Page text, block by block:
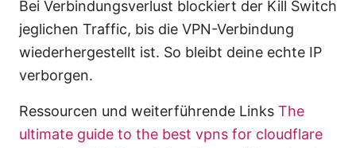
Bei Verbindungsverlust blockiert der Kill Switch
jeglichen Traffic, bis die VPN-Verbindung
wiederhergestellt ist. So bleibt deine echte IP
verborgen.
Ressourcen und weiterführende Links The
ultimate guide to the best vpns for cloudflare